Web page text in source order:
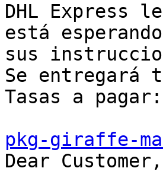
DHL Express
está esperando
sus
Se entregará
Tasas a
pkg-giraffe-
Dear Customer,